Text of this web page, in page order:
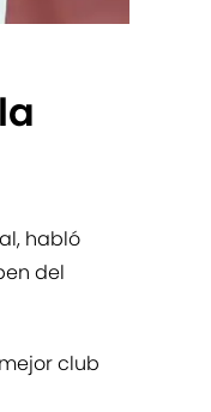
habló
del
club